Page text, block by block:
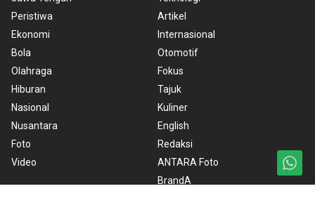
Peristiwa
Ekonomi
Bola
Olahraga
Hiburan
Nasional
Nusantara
Foto
Video
Artikel
Internasional
Otomotif
Fokus
Tajuk
Kuliner
English
Redaksi
ANTARA Foto
BrandA